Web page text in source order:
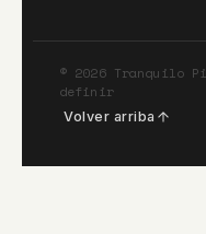
© 2026Tranquilo
definir
Volver arriba